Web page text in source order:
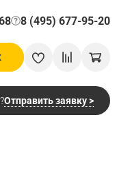
8 (495) 677-95-20
?
Отправить заявку >